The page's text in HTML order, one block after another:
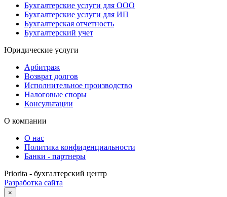
Бухгалтерские услуги для ООО
Бухгалтерские услуги для ИП
Бухгалтерская отчетность
Бухгалтерский учет
Юридические услуги
Арбитраж
Возврат долгов
Исполнительное производство
Налоговые споры
Консультации
О компании
О нас
Политика конфиденциальности
Банки - партнеры
Priorita - бухгалтерский центр
Разработка сайта
×